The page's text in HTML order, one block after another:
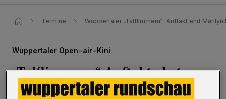
Termine Wuppertaler „Talflimmern“-Auftakt ehrt Marilyn
Wuppertaler Open-air-Kini
„Talflimmern“-Auftakt ehrt
Marilyn Monroe